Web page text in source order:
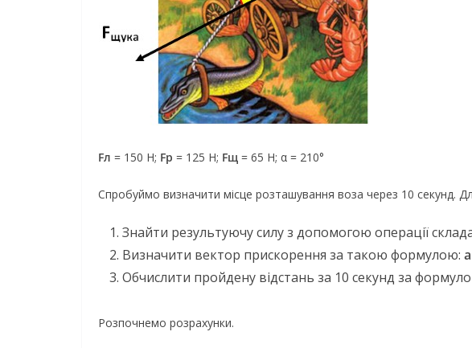
Fл = 150 Н; Fр = 125 Н; Fщ = 65 Н; α = 210°
Спробуймо визначити місце розташування воза через 10 секунд.
Знайти результуючу силу з допомогою операції
Визначити вектор прискорення за такою формулою:
Обчислити пройдену відстань за 10 секунд за
Розпочнемо розрахунки.